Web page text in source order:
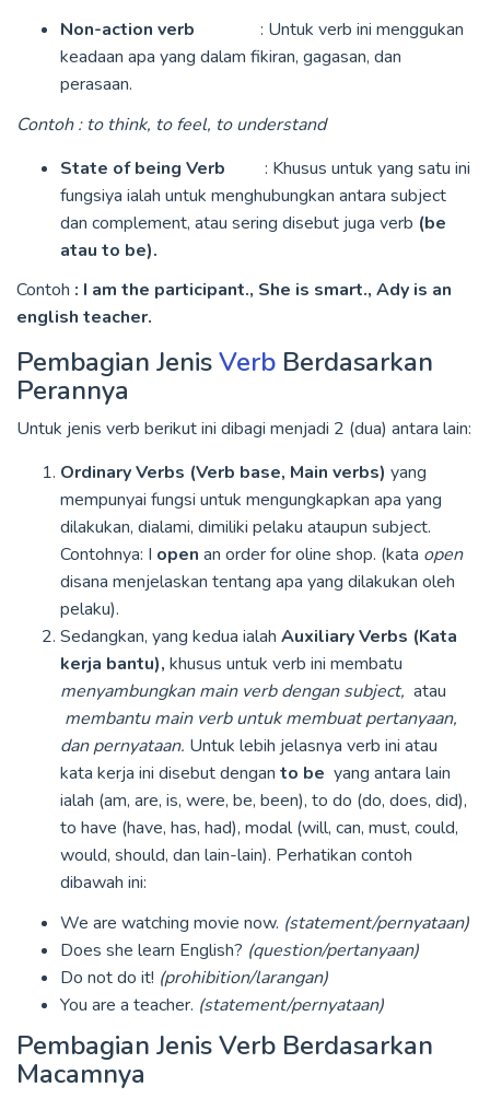
Non-action verb : Untuk verb ini menggukan
keadaan apa yang dalam fikiran, gagasan, dan
perasaan.
Contoh : to think, to feel, to understand
State of being Verb : Khusus untuk yang satu ini
fungsiya ialah untuk menghubungkan antara subject
dan complement, atau sering disebut juga verb (be
atau to be).
Contoh : I am the participant., She is smart., Ady is an
english teacher.
Pembagian JenisVerb Berdasarkan
Perannya
Untuk jenis verb berikut ini dibagi menjadi 2 (dua) antara lain:
Ordinary Verbs (Verb base, Main verbs) yang
mempunyai fungsi untuk mengungkapkan apa yang
dilakukan, dialami, dimiliki pelaku ataupun subject.
Contohnya: I open an order for oline shop. (kata open
disana menjelaskan tentang apa yang dilakukan oleh
pelaku).
Sedangkan, yang kedua ialah Auxiliary Verbs (Kata
kerja bantu), khusus untuk verb ini membatu
menyambungkan main verb dengan subject, atau
membantu main verb untuk membuat pertanyaan,
dan pernyataan. Untuk lebih jelasnya verb ini atau
kata kerja ini disebut dengan to be yang antara lain
ialah (am, are, is, were, be, been), to do (do, does, did),
to have (have, has, had), modal (will, can, must, could,
would, should, dan lain-lain). Perhatikan contoh
dibawah ini:
We are watching movie now. (statement/pernyataan)
Does she learn English? (question/pertanyaan)
Do not do it! (prohibition/larangan)
You are a teacher. (statement/pernyataan)
Pembagian Jenis Verb Berdasarkan
Macamnya